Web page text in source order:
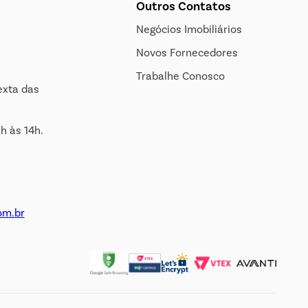
das
às 14h.
Outros Contatos
Negócios Imobiliários
Novos Fornecedores
Trabalhe Conosco